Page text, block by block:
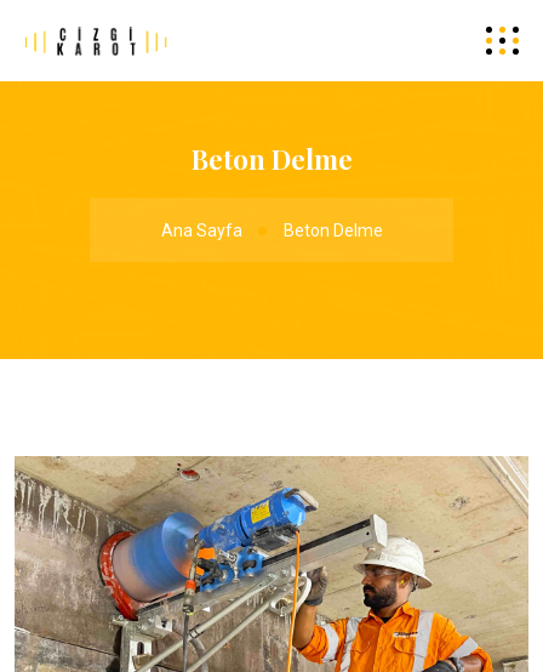
Beton Delme
Ana Sayfa Beton Delme